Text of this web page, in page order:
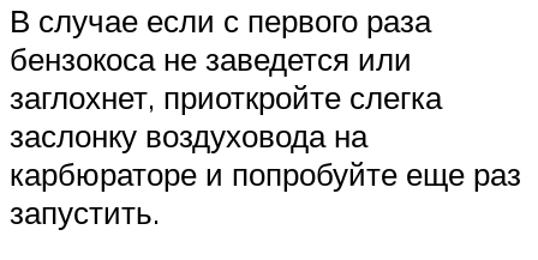
В случае если с первого раза
бензокоса не заведется или
заглохнет, приоткройте слегка
заслонку воздуховода на
карбюраторе и попробуйте еще раз
запустить.